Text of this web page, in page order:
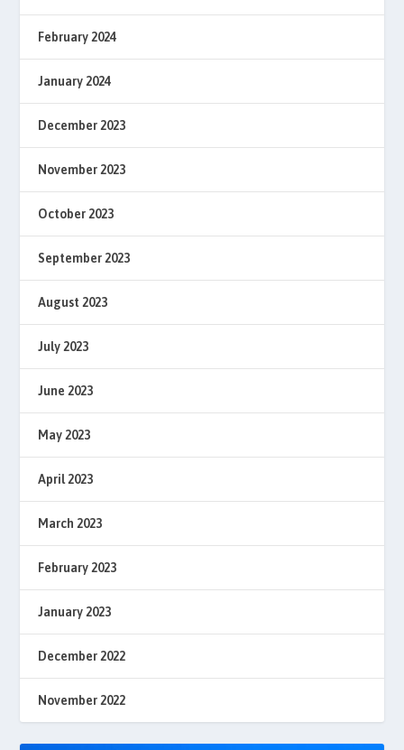
February 2024
January 2024
December 2023
November 2023
October 2023
September 2023
August 2023
July 2023
June 2023
May 2023
April 2023
March 2023
February 2023
January 2023
December 2022
November 2022